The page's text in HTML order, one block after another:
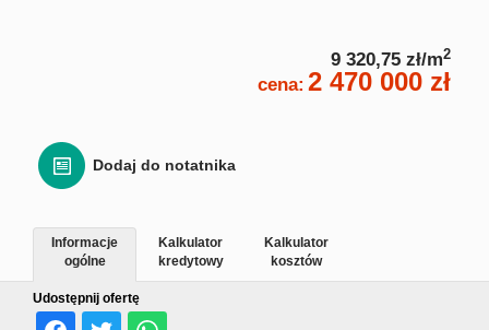
9 320,75 zł/m2
cena: 2 470 000 zł
Dodaj do notatnika
Udostępnij ofertę
Informacje
ogólne
Kalkulator
kredytowy
Kalkulator
kosztów